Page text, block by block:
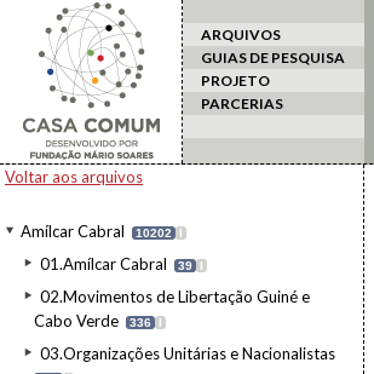
ARQUIVOS
GUIAS DE PESQUISA
PROJETO
PARCERIAS
Voltar aos arquivos
Amílcar Cabral 10202 I
01.Amílcar Cabral 39 I
02.Movimentos de Libertação Guiné e
Cabo Verde
336 I
03.Organizações Unitárias e Nacionalistas